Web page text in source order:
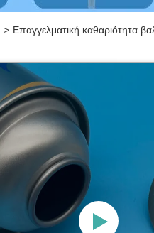
> Επαγγελματική καθαριότητα